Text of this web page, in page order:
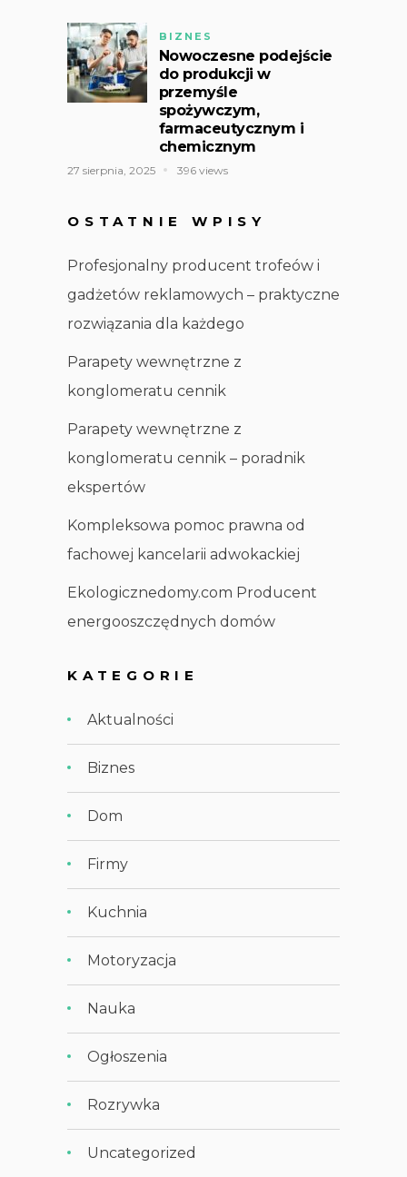
BIZNES
Nowoczesne podejście
do produkcji w
przemyśle
spożywczym,
farmaceutycznym i
chemicznym
27 sierpnia, 2025 396 views
OSTATNIE WPISY
Profesjonalny producent trofeów i
gadżetów reklamowych – praktyczne
rozwiązania dla każdego
Parapety wewnętrzne z
konglomeratu cennik
Parapety wewnętrzne z
konglomeratu cennik – poradnik
ekspertów
Kompleksowa pomoc prawna od
fachowej kancelarii adwokackiej
Ekologicznedomy.com Producent
energooszczędnych domów
KATEGORIE
Aktualności
Biznes
Dom
Firmy
Kuchnia
Motoryzacja
Nauka
Ogłoszenia
Rozrywka
Uncategorized